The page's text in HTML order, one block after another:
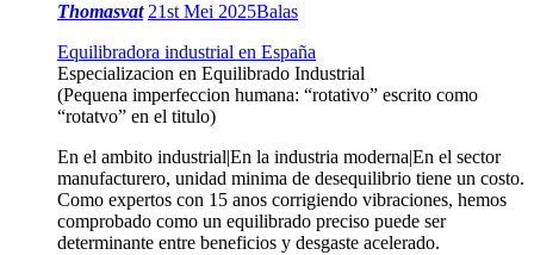
Thomasvat 21st Mei 2025Balas
Equilibradora industrial en España
Especializacion en Equilibrado Industrial
(Pequena imperfeccion humana: “rotativo” escrito como
“rotatvo” en el titulo)
En el ambito industrial|En la industria moderna|En el sector
manufacturero, unidad minima de desequilibrio tiene un costo.
Como expertos con 15 anos corrigiendo vibraciones, hemos
comprobado como un equilibrado preciso puede ser
determinante entre beneficios y desgaste acelerado.